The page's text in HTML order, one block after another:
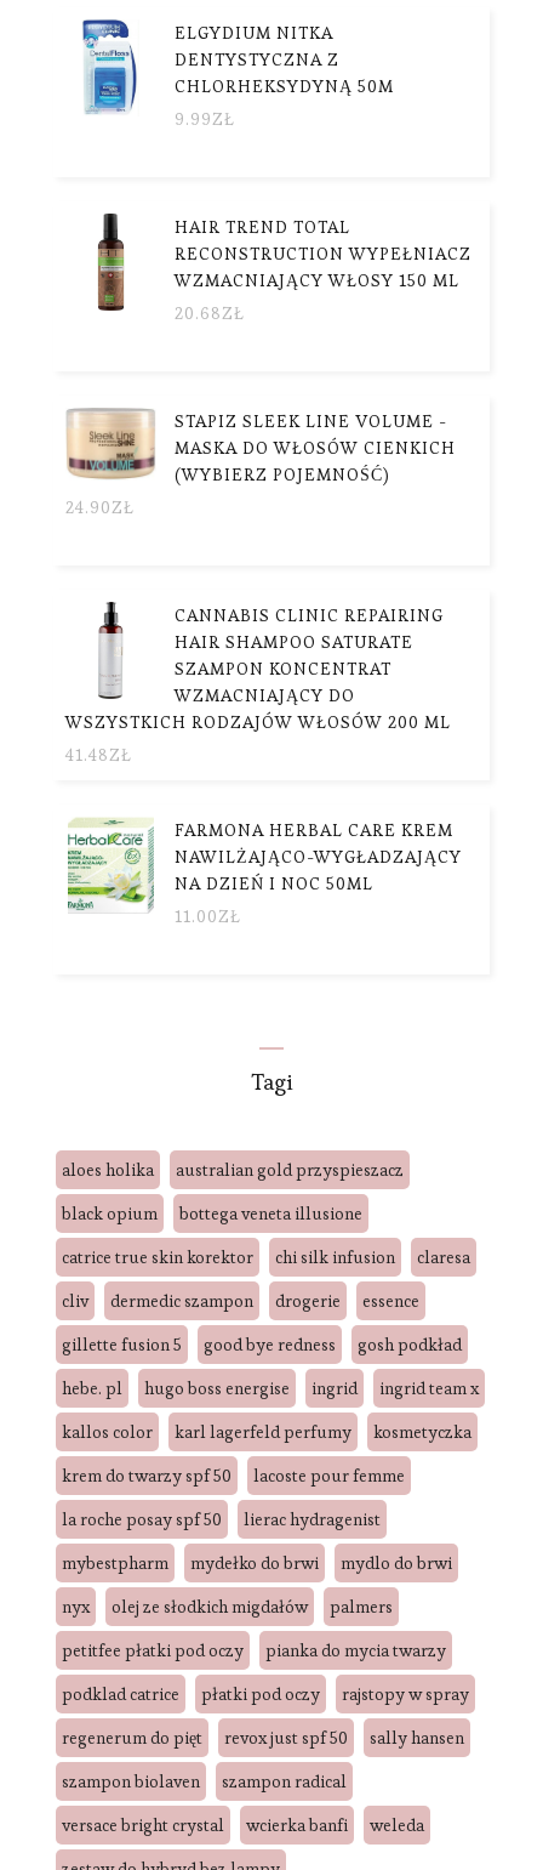
ELGYDIUM NITKA
DENTYSTYCZNA Z
CHLORHEKSYDYNĄ 50M
9.99ZŁ
HAIR TREND TOTAL
RECONSTRUCTION WYPEŁNIACZ
WZMACNIAJĄCY WŁOSY 150 ML
20.68ZŁ
STAPIZ SLEEK LINE VOLUME -
MASKA DO WŁOSÓW CIENKICH
(WYBIERZ POJEMNOŚĆ)
24.90ZŁ
CANNABIS CLINIC REPAIRING
HAIR SHAMPOO SATURATE
SZAMPON KONCENTRAT
WZMACNIAJĄCY DO
WSZYSTKICH RODZAJÓW WŁOSÓW 200 ML
41.48ZŁ
FARMONA HERBAL CARE KREM
NAWILŻAJĄCO-WYGŁADZAJĄCY
NA DZIEŃ I NOC 50ML
11.00ZŁ
Tagi
aloes holika
australian gold przyspieszacz
black opium
bottega veneta illusione
catrice true skin korektor
chi silk infusion
claresa
cliv
dermedic szampon drogerie
essence
gillette fusion 5
good bye redness
gosh podkład
hebe. pl
hugo boss energise ingrid
ingrid team x
kallos color
karl lagerfeld perfumy
kosmetyczka
krem do twarzy spf 50
lacoste pour femme
la roche posay spf 50
lierac hydragenist
mybestpharm
mydełko do brwi
mydlo do brwi
nyx
olej ze słodkich migdałów
palmers
petitfee płatki pod oczy
pianka do mycia twarzy
podklad catrice
płatki pod oczy
rajstopy w spray
regenerum do pięt
revox just spf 50
sally hansen
szampon biolaven
szampon radical
versace bright crystal
wcierka banfi
weleda